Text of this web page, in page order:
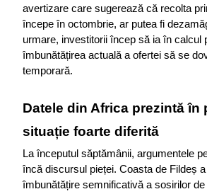
avertizare care sugerează că recolta
începe în octombrie, ar putea fi
urmare, investitorii încep să ia în calcul
îmbunătățirea actuală a ofertei să se
temporară.
Datele din Africa prezintă în
situație foarte diferită
La începutul săptămânii, argumentele
încă discursul pieței. Coasta de Fildeș
îmbunătățire semnificativă a sosirilor